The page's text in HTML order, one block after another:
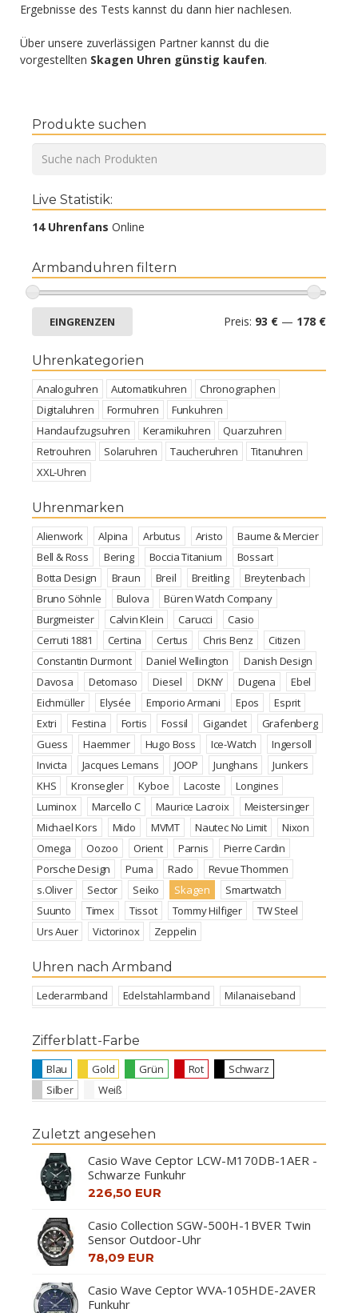
Ergebnisse des Tests kannst du dann hier nachlesen.
Über unsere zuverlässigen Partner kannst du die
vorgestellten Skagen Uhren günstig kaufen.
Produkte suchen
Live Statistik:
14 Uhrenfans Online
Armbanduhren filtern
EINGRENZEN Preis: 93 € — 178 €
Uhrenkategorien
Analoguhren Automatikuhren
Chronographen
Digitaluhren
Formuhren
Funkuhren
Handaufzugsuhren
Keramikuhren
Quarzuhren
Retrouhren
Solaruhren Taucheruhren
Titanuhren
XXL-Uhren
Uhrenmarken
Alienwork Alpina Arbutus Aristo
Baume & Mercier
Bell & Ross
Bering Boccia Titanium
Bossart
Botta Design
Braun Breil Breitling
Breytenbach
Bruno Söhnle
Bulova
Büren Watch Company
Burgmeister
Calvin Klein Carucci
Casio
Cerruti 1881
Certina Certus Chris Benz
Citizen
Constantin Durmont
Daniel Wellington
Danish Design
Davosa
Detomaso Diesel DKNY Dugena
Ebel
Eichmüller
Elysée Emporio Armani Epos
Esprit
Extri
Festina Fortis Fossil Gigandet
Grafenberg
Guess
Haemmer Hugo Boss Ice-Watch
Ingersoll
Invicta
Jacques Lemans JOOP Junghans
Junkers
KHS
Kronsegler Kyboe Lacoste
Longines
Luminox
Marcello C Maurice Lacroix
Meistersinger
Michael Kors
Mido MVMT Nautec No Limit
Nixon
Omega
Oozoo Orient Parnis
Pierre Cardin
Porsche Design
Puma Rado
Revue Thommen
s.Oliver
Sector Seiko Skagen
Smartwatch
Suunto
Timex Tissot Tommy Hilfiger
TW Steel
Urs Auer
Victorinox Zeppelin
Uhren nach Armband
Lederarmband Edelstahlarmband Milanaiseband
Zifferblatt-Farbe
Blau Gold Grün Rot
Schwarz
Silber
Weiß
Zuletzt angesehen
Casio Wave Ceptor LCW-M170DB-1AER -
Schwarze Funkuhr
226,50 EUR
Casio Collection SGW-500H-1BVER Twin
Sensor Outdoor-Uhr
78,09 EUR
Casio Wave Ceptor WVA-105HDE-2AVER
Funkuhr